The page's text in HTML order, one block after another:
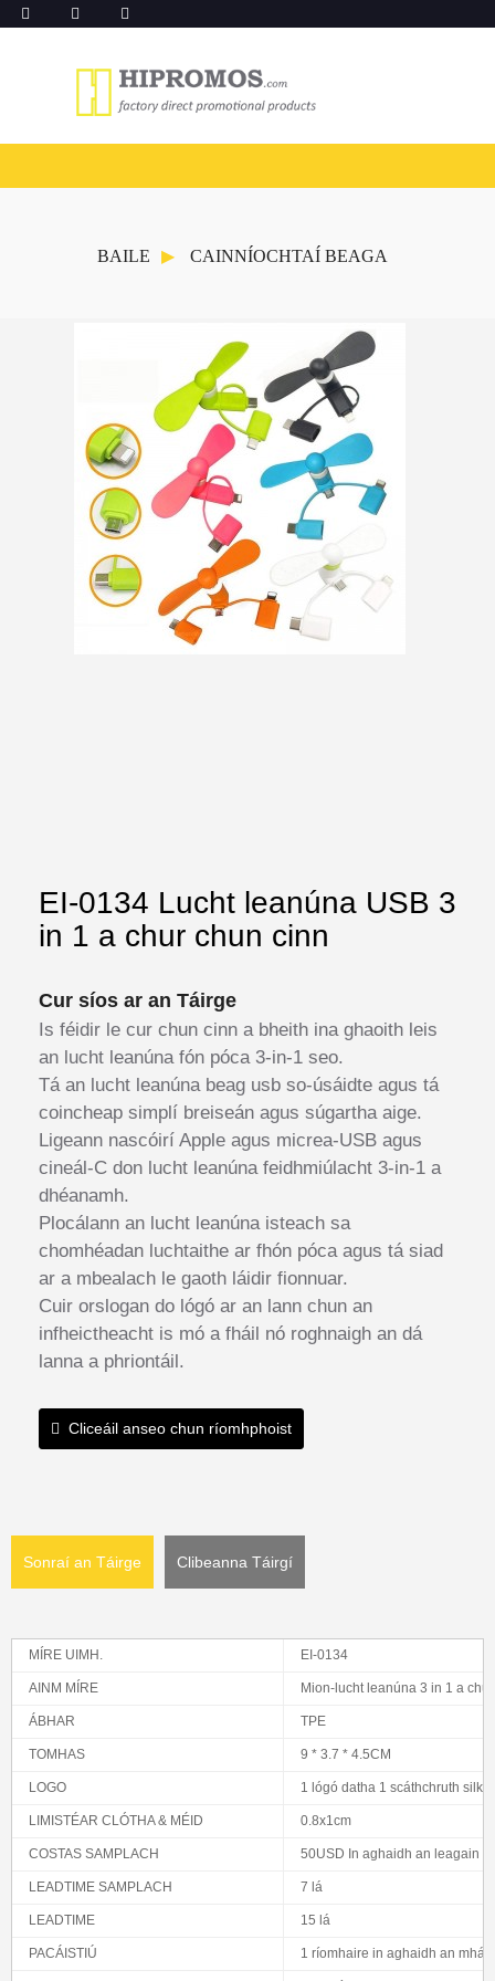
BAILE CAINNÍOCHTAÍ BEAGA
EI-0134 Lucht leanúna USB 3
in 1 a chur chun cinn
Cur síos ar an Táirge
Is féidir le cur chun cinn a bheith ina ghaoith leis
an lucht leanúna fón póca 3-in-1 seo.
Tá an lucht leanúna beag usb so-úsáidte agus tá
coincheap simplí breiseán agus súgartha aige.
Ligeann nascóirí Apple agus micrea-USB agus
cineál-C don lucht leanúna feidhmiúlacht 3-in-1 a
dhéanamh.
Plocálann an lucht leanúna isteach sa
chomhéadan luchtaithe ar fhón póca agus tá siad
ar a mbealach le gaoth láidir fionnuar.
Cuir orslogan do lógó ar an lann chun an
infheictheacht is mó a fháil nó roghnaigh an dá
lanna a phriontáil.
Cliceáil anseo chun ríomhphoist
Sonraí an Táirge Clibeanna Táirgí
MÍRE UIMH. EI-0134
AINM MÍRE Mion-lucht leanúna 3 in 1 a
ÁBHAR TPE
TOMHAS 9 * 3.7 * 4.5CM
LOGO 1 lógó datha 1 scáthchruth silks
LIMISTÉAR CLÓTHA & MÉID 0.8x1cm
COSTAS SAMPLACH 50USD In aghaidh an leagain
LEADTIME SAMPLACH 7 lá
LEADTIME 15 lá
PACÁISTIÚ 1 ríomhaire in aghaidh an mhála